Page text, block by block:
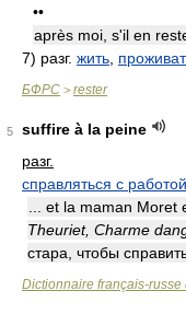
••
après moi, s'il en
7) разг. жить
БФРС > rester
5
suffire à la peine
разг.
справляться с работой
... et la maman
Theuriet, Charme
стара, чтобы
Dictionnaire français-russe